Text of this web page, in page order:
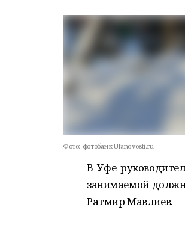
Фото: фотобанк Ufanovosti.ru
В Уфе
занимаемой
Ратмир Мавлиев.